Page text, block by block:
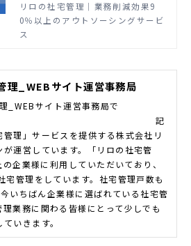
捉えたコンサルティングと、あらゆ
るシーンを想定した付帯サービスを
ご用意。社宅管理の概念を変える新
較して90%以上の工数削減に貢献し
ます。
リロの社宅管理│業務削減効果9
0％以上のアウトソーシングサービ
ス
理_WEBサイト運営事務局
_WEBサイト運営事務局で
記
理」サービスを提供する株式会社リ
運営しています。「リロの社宅管
企業様に利用していただいており、
宅管理をしています。社宅管理戸数も
いちばん企業様に選ばれている社宅管
業務に関わる皆様にとって少しでも
いきます。